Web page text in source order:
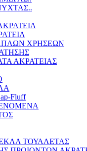
ΧΡΗΣΕΩΝ
ΑΚΡΑΤΕΙΑΣ
Fluff
ΤΟΥΑΛΕΤΑΣ